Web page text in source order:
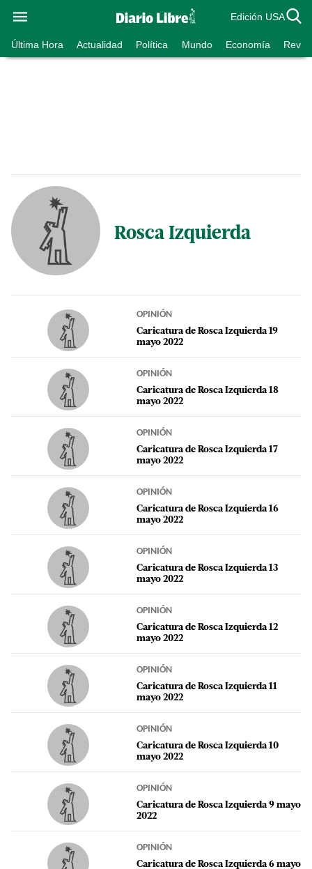
Edición USA
Última Hora Actualidad Política Mundo Economía
Rosca Izquierda
OPINIÓN
Caricatura de Rosca Izquierda 19
mayo 2022
OPINIÓN
Caricatura de Rosca Izquierda 18
mayo 2022
OPINIÓN
Caricatura de Rosca Izquierda 17
mayo 2022
OPINIÓN
Caricatura de Rosca Izquierda 16
mayo 2022
OPINIÓN
Caricatura de Rosca Izquierda 13
mayo 2022
OPINIÓN
Caricatura de Rosca Izquierda 12
mayo 2022
OPINIÓN
Caricatura de Rosca Izquierda 11
mayo 2022
OPINIÓN
Caricatura de Rosca Izquierda 10
mayo 2022
OPINIÓN
Caricatura de Rosca Izquierda 9 mayo
2022
OPINIÓN
Caricatura de Rosca Izquierda 6 mayo